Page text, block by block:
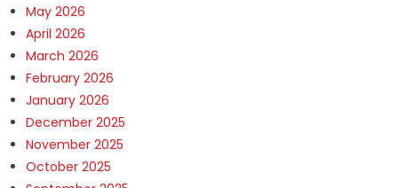
May 2026
April 2026
March 2026
February 2026
January 2026
December 2025
November 2025
October 2025